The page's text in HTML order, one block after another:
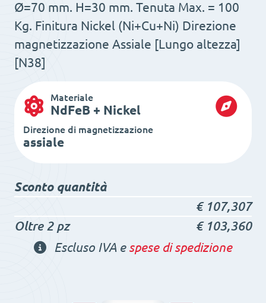
Ø=70 mm. H=30 mm. Tenuta Max. = 100
Kg. Finitura Nickel (Ni+Cu+Ni) Direzione
magnetizzazione Assiale [Lungo altezza]
[N38]
Materiale
NdFeB + Nickel
Direzione di magnetizzazione
assiale
Sconto quantità
€107,307
Oltre 2 pz
€103,360
Escluso IVA e spese di spedizione